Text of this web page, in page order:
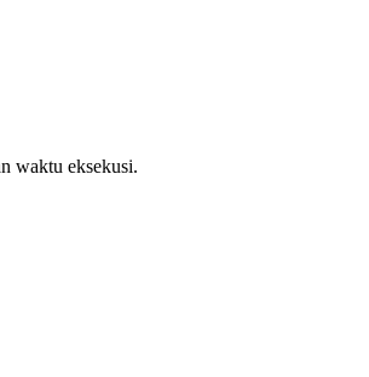
waktu eksekusi.